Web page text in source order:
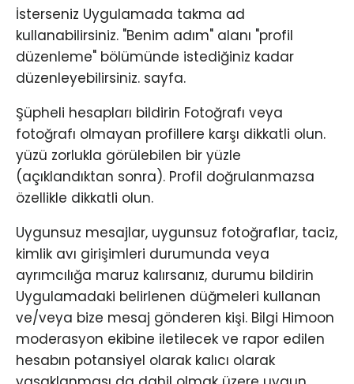
İsterseniz Uygulamada takma ad
kullanabilirsiniz. "Benim adım" alanı "profil
düzenleme" bölümünde istediğiniz kadar
düzenleyebilirsiniz. sayfa.
Şüpheli hesapları bildirin Fotoğrafı veya
fotoğrafı olmayan profillere karşı dikkatli olun.
yüzü zorlukla görülebilen bir yüzle
(açıklandıktan sonra). Profil doğrulanmazsa
özellikle dikkatli olun.
Uygunsuz mesajlar, uygunsuz fotoğraflar, taciz,
kimlik avı girişimleri durumunda veya
ayrımcılığa maruz kalırsanız, durumu bildirin
Uygulamadaki belirlenen düğmeleri kullanan
ve/veya bize mesaj gönderen kişi. Bilgi Himoon
moderasyon ekibine iletilecek ve rapor edilen
hesabın potansiyel olarak kalıcı olarak